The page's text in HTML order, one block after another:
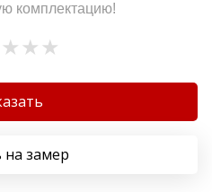
комплектацию!
на замер